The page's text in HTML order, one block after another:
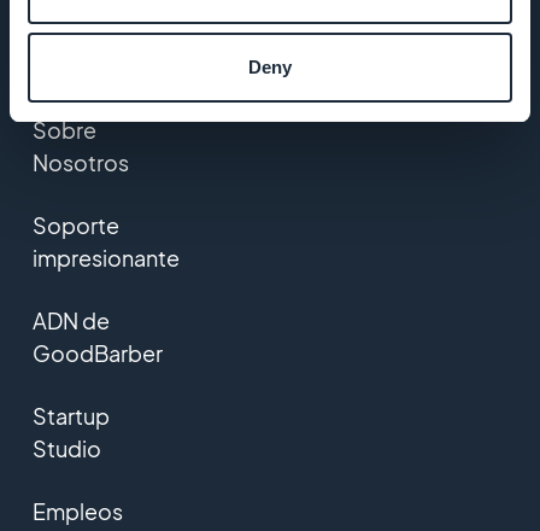
Deny
Sobre
Nosotros
Soporte
impresionante
ADN de
GoodBarber
Startup
Studio
Empleos